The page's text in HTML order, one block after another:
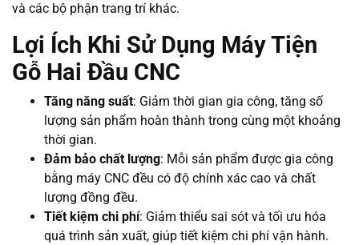
và các bộ phận trang trí khác.
Lợi Ích Khi Sử Dụng Máy Tiện
Gỗ Hai Đầu CNC
Tăng năng suất: Giảm thời gian gia công, tăng số
lượng sản phẩm hoàn thành trong cùng một khoảng
thời gian.
Đảm bảo chất lượng: Mỗi sản phẩm được gia công
bằng máy CNC đều có độ chính xác cao và chất
lượng đồng đều.
Tiết kiệm chi phí: Giảm thiểu sai sót và tối ưu hóa
quá trình sản xuất, giúp tiết kiệm chi phí vận hành.